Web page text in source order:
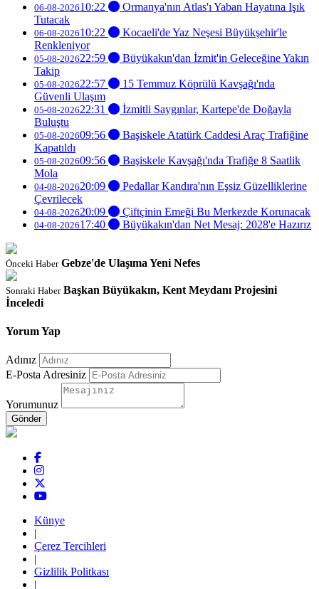
06-08-202610:22
Ormanya'nın Atlas'ı Yaban Hayatına Işık
Tutacak
06-08-202610:22
Kocaeli'de Yaz Neşesi Büyükşehir'le
Renkleniyor
05-08-202622:59
Büyükakın'dan İzmit'in Geleceğine Yakın
Takip
05-08-202622:57
15 Temmuz Köprülü Kavşağı'nda
Güvenli Ulaşım
05-08-202622:31
İzmitli Saygınlar, Kartepe'de Doğayla
Buluştu
05-08-202609:56
Başiskele Atatürk Caddesi Araç Trafiğine
Kapatıldı
05-08-202609:56
Başiskele Kavşağı'nda Trafiğe 8 Saatlik
Mola
04-08-202620:09
Pedallar Kandıra'nın Eşsiz Güzelliklerine
Çevrilecek
04-08-202620:09 Çiftçinin Emeği Bu Merkezde Korunacak
04-08-202617:40 Büyükakın'dan Net Mesaj: 2028'e Hazırız
Önceki Haber Gebze'de Ulaşıma Yeni Nefes
Sonraki Haber Başkan Büyükakın, Kent Meydanı Projesini
İnceledi
Yorum Yap
Adınız
E-Posta Adresiniz
Yorumunuz
Künye
|
Çerez Tercihleri
|
Gizlilik Politkası
|